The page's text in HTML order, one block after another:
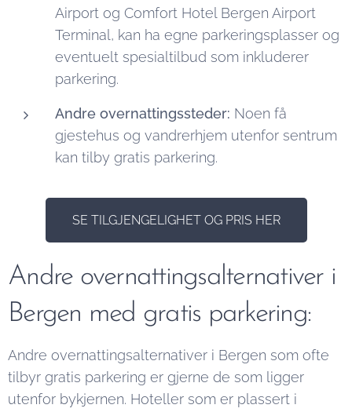
Airport og Comfort Hotel Bergen Airport
Terminal, kan ha egne parkeringsplasser og
eventuelt spesialtilbud som inkluderer
parkering.
Andre overnattingssteder: Noen få
gjestehus og vandrerhjem utenfor sentrum
kan tilby gratis parkering.
SE TILGJENGELIGHET OG PRIS HER
Andre overnattingsalternativer i
Bergen med gratis parkering:
Andre overnattingsalternativer i Bergen som ofte
tilbyr gratis parkering er gjerne de som ligger
utenfor bykjernen. Hoteller som er plassert i